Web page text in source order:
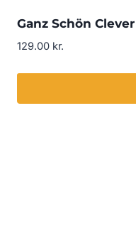
Ganz Schön
129.00 kr.